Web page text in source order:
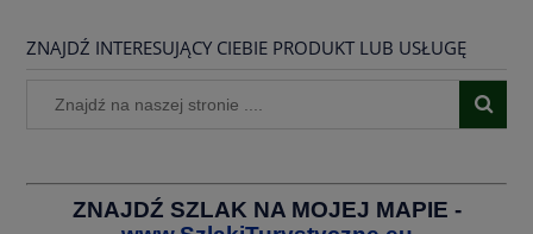
ZNAJDŹ INTERESUJĄCY CIEBIE PRODUKT LUB USŁUGĘ
ZNAJDŹ SZLAK NA MOJEJ MAPIE -